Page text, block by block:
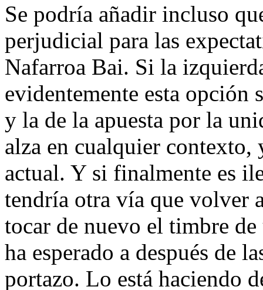
Se podría añadir incluso
perjudicial para las
Nafarroa Bai. Si la
evidentemente esta opción
y la de la apuesta por la
alza en cualquier contexto,
actual. Y si finalmente es
tendría otra vía que volver
tocar de nuevo el timbre
ha esperado a después de
portazo. Lo está haciendo